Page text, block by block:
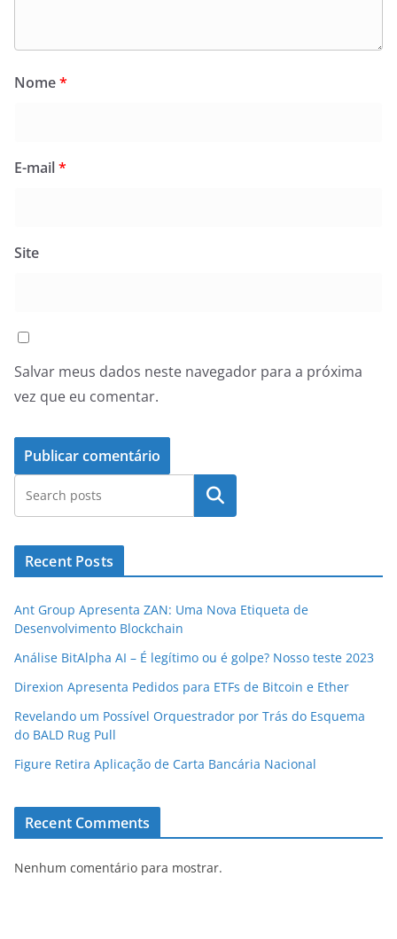
Nome*
E-mail*
Site
Salvar meus dados neste navegador para a próxima
vez que eu comentar.
Pesquisar
Recent Posts
Ant Group Apresenta ZAN: Uma Nova Etiqueta de
Desenvolvimento Blockchain
Análise BitAlpha AI – É legítimo ou é golpe? Nosso teste 2023
Direxion Apresenta Pedidos para ETFs de Bitcoin e Ether
Revelando um Possível Orquestrador por Trás do Esquema
do BALD Rug Pull
Figure Retira Aplicação de Carta Bancária Nacional
Recent Comments
Nenhum comentário para mostrar.